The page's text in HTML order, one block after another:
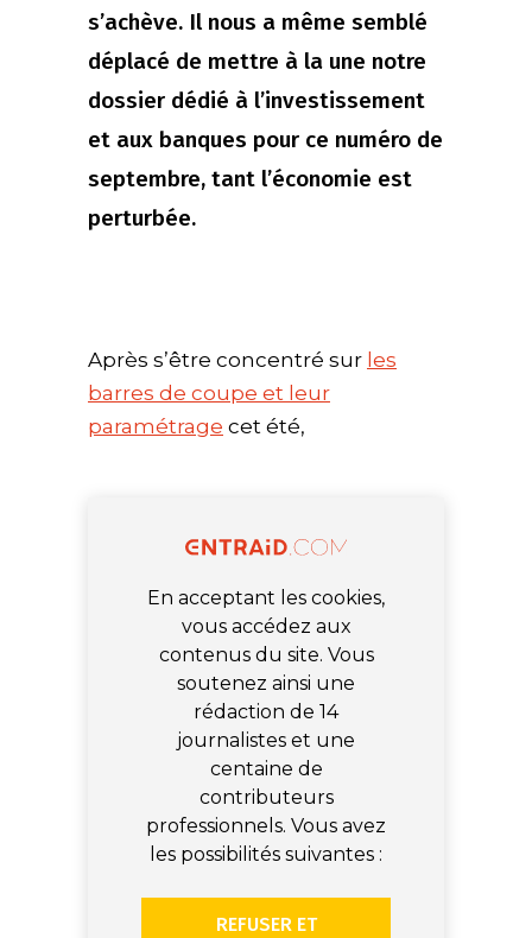
s’achève. Il nous a même semblé
déplacé de mettre à la une notre
dossier dédié à l’investissement
et aux banques pour ce numéro de
septembre, tant l’économie est
perturbée.
Après s’être concentré sur les
barres de coupe et leur
paramétrage cet été,
En acceptant les cookies,
vous accédez aux
contenus du site. Vous
soutenez ainsi une
rédaction de 14
journalistes et une
centaine de
contributeurs
professionnels. Vous avez
les possibilités suivantes :
REFUSER ET